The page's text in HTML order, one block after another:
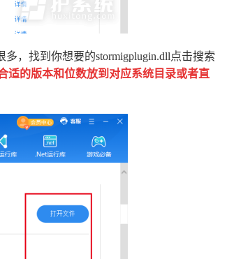
，找到你想要的stormigplugin.dll点击搜索
适的版本和位数放到对应系统目录或者直